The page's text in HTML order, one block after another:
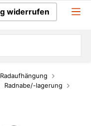
widerrufen
Radnabe/-lagerung